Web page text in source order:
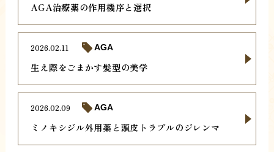
AGA治療薬の作用機序と選択
生え際をごまかす髪型の美学
2026.02.11 AGA
ミノキシジル外用薬と頭皮トラブルのジレンマ
2026.02.09 AGA